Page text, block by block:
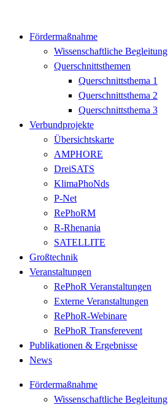
Fördermaßnahme
Wissenschaftliche Begleitung
Querschnittsthemen
Querschnittsthema 1
Querschnittsthema 2
Querschnittsthema 3
Verbundprojekte
Übersichtskarte
AMPHORE
DreiSATS
KlimaPhoNds
P-Net
RePhoRM
R-Rhenania
SATELLITE
Großtechnik
Veranstaltungen
RePhoR Veranstaltungen
Externe Veranstaltungen
RePhoR-Webinare
RePhoR Transferevent
Publikationen & Ergebnisse
News
Fördermaßnahme
Wissenschaftliche Begleitung